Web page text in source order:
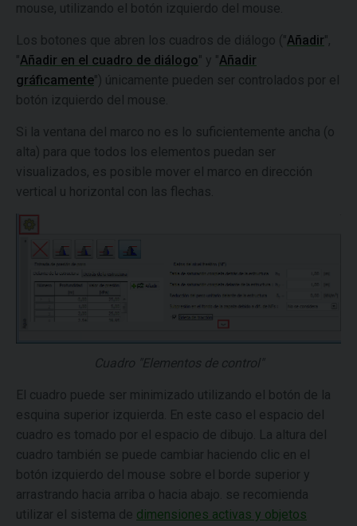
mouse, utilizando el botón izquierdo del mouse.
Los botones que abren los cuadros de diálogo ("Añadir",
"Añadir en el cuadro de diálogo" y "Añadir
gráficamente") únicamente pueden ser controlados por el
botón izquierdo del mouse.
Si la ventana del marco no es lo suficientemente ancha (o
alta) para que todos los elementos puedan ser
visualizados, es posible mover el marco en dirección
vertical u horizontal con las flechas.
Cuadro "Elementos de control"
El cuadro puede ser minimizado utilizando el botón de la
esquina superior izquierda. En este caso el espacio del
cuadro es tomado por el espacio de dibujo. La altura del
cuadro también se puede cambiar haciendo clic en el
botón izquierdo del mouse sobre el borde superior y
arrastrando hacia arriba o hacia abajo. se recomienda
utilizar el sistema de dimensiones activas y objetos